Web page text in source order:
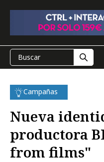
Campañas
Nueva
productora
from films"